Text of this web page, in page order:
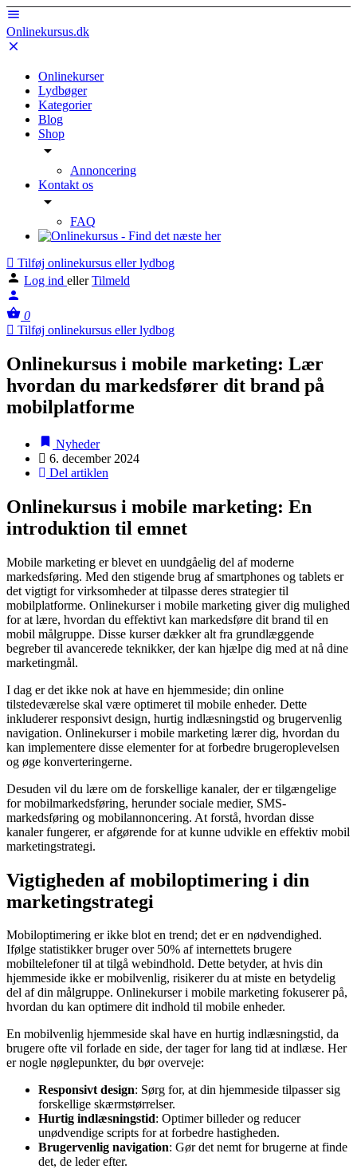
Onlinekursus.dk
Onlinekurser
Lydbøger
Kategorier
Blog
Shop
Annoncering
Kontakt os
FAQ
Tilføj onlinekursus eller lydbog
Log ind eller Tilmeld
0
Tilføj onlinekursus eller lydbog
Onlinekursus i mobile marketing: Lær
hvordan du markedsfører dit brand på
mobilplatforme
Nyheder
6. december 2024
Del artiklen
Onlinekursus i mobile marketing: En
introduktion til emnet
Mobile marketing er blevet en uundgåelig del af moderne
markedsføring. Med den stigende brug af smartphones og tablets er
det vigtigt for virksomheder at tilpasse deres strategier til
mobilplatforme. Onlinekurser i mobile marketing giver dig mulighed
for at lære, hvordan du effektivt kan markedsføre dit brand til en
mobil målgruppe. Disse kurser dækker alt fra grundlæggende
begreber til avancerede teknikker, der kan hjælpe dig med at nå dine
marketingmål.
I dag er det ikke nok at have en hjemmeside; din online
tilstedeværelse skal være optimeret til mobile enheder. Dette
inkluderer responsivt design, hurtig indlæsningstid og brugervenlig
navigation. Onlinekurser i mobile marketing lærer dig, hvordan du
kan implementere disse elementer for at forbedre brugeroplevelsen
og øge konverteringerne.
Desuden vil du lære om de forskellige kanaler, der er tilgængelige
for mobilmarkedsføring, herunder sociale medier, SMS-
markedsføring og mobilannoncering. At forstå, hvordan disse
kanaler fungerer, er afgørende for at kunne udvikle en effektiv mobil
marketingstrategi.
Vigtigheden af mobiloptimering i din
marketingstrategi
Mobiloptimering er ikke blot en trend; det er en nødvendighed.
Ifølge statistikker bruger over 50% af internettets brugere
mobiltelefoner til at tilgå webindhold. Dette betyder, at hvis din
hjemmeside ikke er mobilvenlig, risikerer du at miste en betydelig
del af din målgruppe. Onlinekurser i mobile marketing fokuserer på,
hvordan du kan optimere dit indhold til mobile enheder.
En mobilvenlig hjemmeside skal have en hurtig indlæsningstid, da
brugere ofte vil forlade en side, der tager for lang tid at indlæse. Her
er nogle nøglepunkter, du bør overveje:
Responsivt design: Sørg for, at din hjemmeside tilpasser sig
forskellige skærmstørrelser.
Hurtig indlæsningstid: Optimer billeder og reducer
unødvendige scripts for at forbedre hastigheden.
Brugervenlig navigation: Gør det nemt for brugerne at finde
det, de leder efter.